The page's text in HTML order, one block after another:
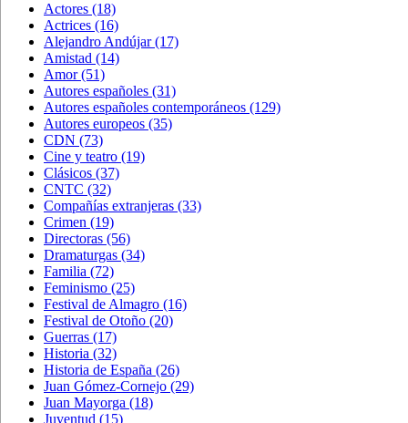
Actores (18)
Actrices (16)
Alejandro Andújar(17)
Amistad (14)
Amor(51)
Autores españoles (31)
Autores españoles contemporáneos (129)
Autores europeos (35)
CDN (73)
Cine y teatro (19)
Clásicos (37)
CNTC (32)
Compañías extranjeras (33)
Crimen (19)
Directoras (56)
Dramaturgas (34)
Familia (72)
Feminismo (25)
Festival de Almagro (16)
Festival de Otoño (20)
Guerras (17)
Historia (32)
Historia de España (26)
Juan Gómez-Cornejo (29)
Juan Mayorga (18)
Juventud (15)